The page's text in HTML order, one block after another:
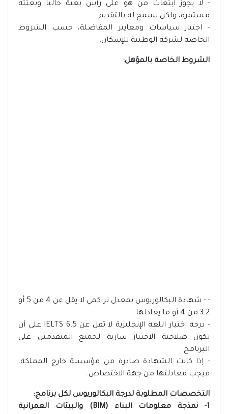
- لا يجوز ابتعاث من هو على رأس بعثة حالياً وبعثته
مستمرة، ولكن يسمح له بالتقديم.
- اجتياز سياسات ومعايير المفاضلة، حسب الشروط
الخاصة لشركة الوطنية للإسكان.
الشروط الخاصة بالمؤهل:
- - شهادة البكالوريوس بمعدل تراكمي لا يقل عن 4 من 5 أو
3.2 من 4 أو ما يعادلها.
- درجة اختبار اللغة الإنجليزية لا تقل عن 6.5 IELTS على أن
تكون صلاحية الاختبار سارية لجميع المتقدمين على
البرنامج.
- إذا كانت الشهادة صادرة من مؤسسة خارج المملكة،
فيجب معادلتها من جهة الاختصاص.
التخصصات المطلوبة لدرجة البكالوريوس لكل برنامج:
1-
نمذجة معلومات البناء (BIM) والبيئات العمرانية